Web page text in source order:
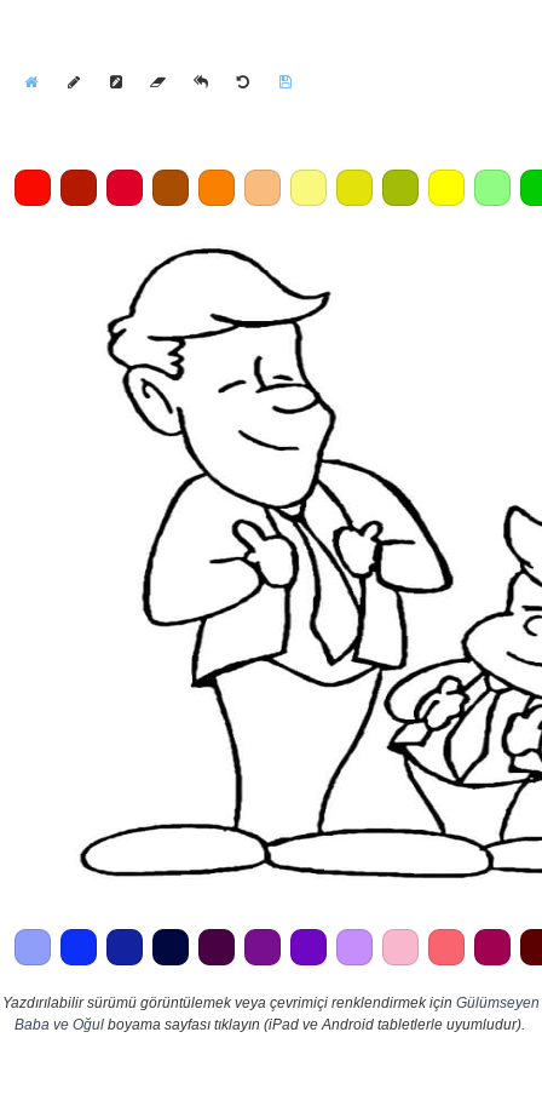
Yazdırılabilir sürümü görüntülemek veya çevrimiçi renklendirmek için Gülümseyen
Baba ve Oğulboyama sayfası tıklayın (iPad ve Android tabletlerle uyumludur).